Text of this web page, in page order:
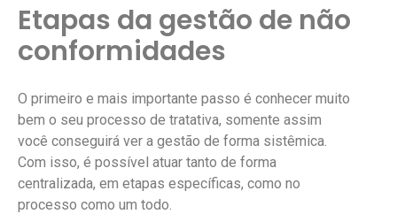
Etapas da gestão de não
conformidades
O primeiro e mais importante passo é conhecer muito
bem o seu processo de tratativa, somente assim
você conseguirá ver a gestão de forma sistêmica.
Com isso, é possível atuar tanto de forma
centralizada, em etapas específicas, como no
processo como um todo.